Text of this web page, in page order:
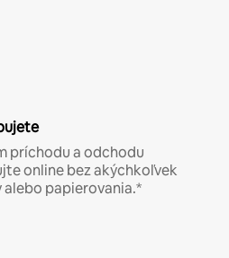
príchodu a odchodu
online bez akýchkoľvek
papierovania.*